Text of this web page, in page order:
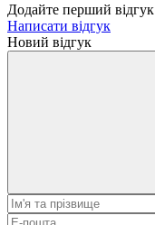
Додайте перший відгук
Написати відгук
Новий відгук